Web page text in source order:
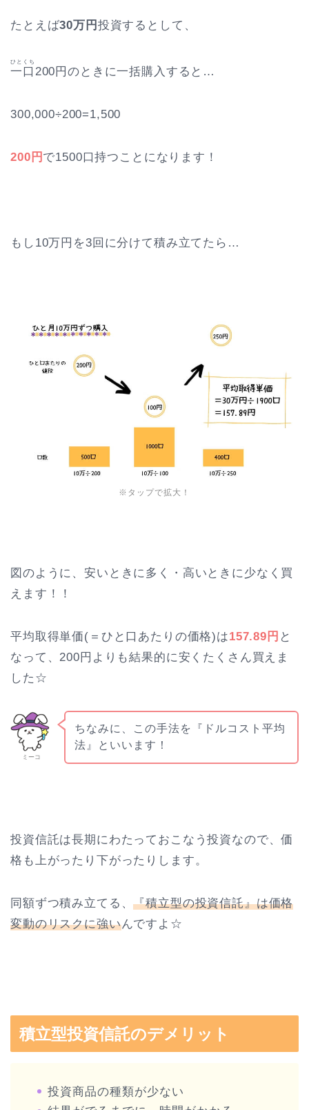
たとえば30万円 投資するとして、
一口
ひとくち
200円のときに一括購入すると…
300,000÷200=1,500
200円 で1500口持つことになります！
もし10万円を3回に分けて積み立てたら…
※タップで拡大！
図のように、安いときに多く・高いときに少なく買
えます！！
平均取得単価(＝ひと口あたりの価格)は157.89円 と
なって、200円よりも結果的に安くたくさん買えま
した☆
ミーコ
ちなみに、この手法を『ドルコスト平均
法』といいます！
投資信託は長期にわたっておこなう投資なので、価
格も上がったり下がったりします。
同額ずつ積み立てる、『積立型の投資信託』は価格
変動のリスクに強いんですよ☆
積立型投資信託のデメリット
投資商品の種類が少ない